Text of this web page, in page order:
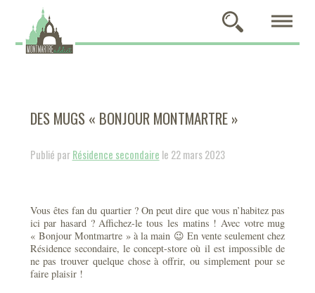
DES MUGS « BONJOUR MONTMARTRE »
Publié parRésidence secondaire le 22 mars 2023
Vous êtes fan du quartier ? On peut dire que vous n’habitez pas
ici par hasard ? Affichez-le tous les matins ! Avec votre mug
« Bonjour Montmartre » à la main 😉 En vente seulement chez
Résidence secondaire, le concept-store où il est impossible de
ne pas trouver quelque chose à offrir, ou simplement pour se
faire plaisir !